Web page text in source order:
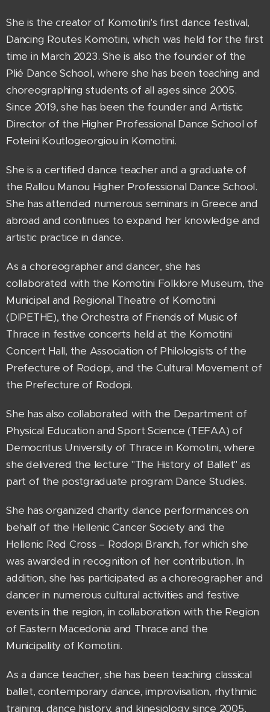
She is the creator of Komotini's first dance festival,
Dancing Routes Komotini, which was held for the first
time in March 2023. She is also the founder of the
Plié Dance School, where she has been teaching and
choreographing students of all ages since 2005.
Since 2019, she has been the founder and Artistic
Director of the Higher Professional Dance School of
Foteini Koutlogeorgiou in Komotini.
She is a certified dance teacher and a graduate of
the Rallou Manou Higher Professional Dance School.
She has attended numerous seminars in Greece and
abroad and continues to expand her knowledge and
artistic practice in dance.
As a choreographer and dancer, she has
collaborated with the Komotini Folklore Museum, the
Municipal and Regional Theatre of Komotini
(DIPETHE), the Orchestra of Friends of Music of
Thrace in festive concerts held at the Komotini
Concert Hall, the Association of Philologists of the
Prefecture of Rodopi, and the Cultural Movement of
the Prefecture of Rodopi.
She has also collaborated with the Department of
Physical Education and Sport Science (TEFAA) of
Democritus University of Thrace in Komotini, where
she delivered the lecture "The History of Ballet" as
part of the postgraduate program Dance Studies.
She has organized charity dance performances on
behalf of the Hellenic Cancer Society and the
Hellenic Red Cross – Rodopi Branch, for which she
was awarded in recognition of her contribution. In
addition, she has participated as a choreographer and
dancer in numerous cultural activities and festive
events in the region, in collaboration with the Region
of Eastern Macedonia and Thrace and the
Municipality of Komotini.
As a dance teacher, she has been teaching classical
ballet, contemporary dance, improvisation, rhythmic
training, dance history, and kinesiology since 2005,